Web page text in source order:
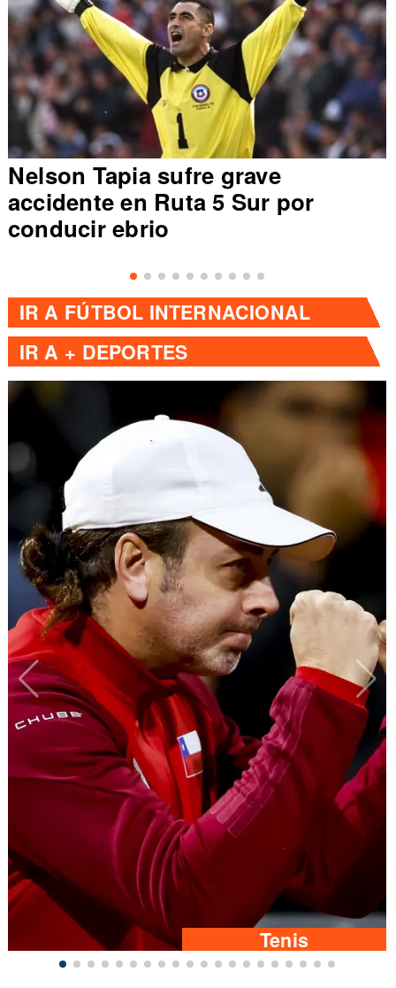
sufre grave
Ruta 5 Sur por
Argentina
selecciones
IR A FÚTBOL INTERNACIONAL
IR A + DEPORTES
Tenis